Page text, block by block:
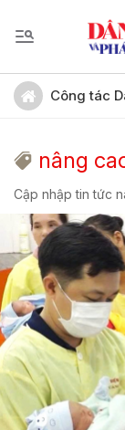
Công tác
nâng
Cập nhập tin tức